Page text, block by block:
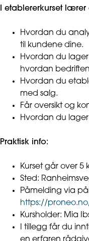
I etablererkurset
Hvordan du
til kundene dine.
Hvordan du
hvordan
Hvordan du
med salg.
Får oversikt og
Hvordan du
Praktisk info:
Kurset går over 5
Sted:
Påmelding via
https://
Kursholder: Mia
I tillegg får du